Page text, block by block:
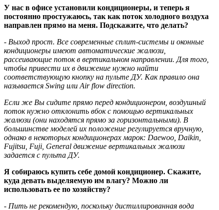
У нас в офисе установили кондиционеры, и теперь я
постоянно простужаюсь, так как поток холодного воздуха
направлен прямо на меня. Подскажите, что делать?
- Выход прост. Все современные сплит-системы и оконные
кондиционеры имеют автоматические жалюзи,
рассеивающие поток в вертикальном направлении. Для того,
чтобы привести их в движение нужно найти
соответствующую кнопку на пульте ДУ. Как правило она
называется Swing или Air flow direction.
Если же Вы сидите прямо перед кондиционером, воздушный
поток нужно отклонить вбок с помощью вертикальных
жалюзи (они находятся прямо за горизонтальными). В
большинстве моделей их положение регулируется вручную,
однако в некоторых кондиционерах марок: Daewoo, Daikin,
Fujitsu, Fuji, General движение вертикальных жалюзи
задается с пульта ДУ.
Я собираюсь купить себе домой кондиционер. Скажите,
куда девать выделяемую им влагу? Можно ли
использовать ее по хозяйству?
- Пить не рекомендую, поскольку дистиллированная вода